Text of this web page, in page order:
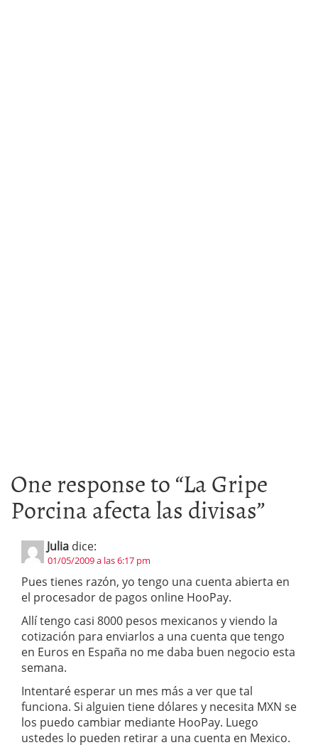
One response to “La Gripe
Porcina afecta las divisas”
Julia dice:
01/05/2009 a las 6:17 pm
Pues tienes razón, yo tengo una cuenta abierta en
el procesador de pagos online HooPay.
Allí tengo casi 8000 pesos mexicanos y viendo la
cotización para enviarlos a una cuenta que tengo
en Euros en España no me daba buen negocio esta
semana.
Intentaré esperar un mes más a ver que tal
funciona. Si alguien tiene dólares y necesita MXN se
los puedo cambiar mediante HooPay. Luego
ustedes lo pueden retirar a una cuenta en Mexico.